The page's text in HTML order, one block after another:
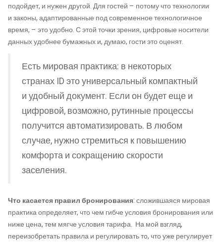
подойдет, и нужен другой. Для гостей – потому что технологии
и законы, адаптированные под современное технологичное
время, – это удобно. С этой точки зрения, цифровые носители
данных удобнее бумажных и, думаю, гости это оценят.
Есть мировая практика: в некоторых
странах ID это универсальный компактный
и удобный документ. Если он будет еще и
цифровой, возможно, рутинные процессы
получится автоматизировать. В любом
случае, нужно стремиться к повышению
комфорта и сокращению скорости
заселения.
Что касается правил бронирования: сложившаяся мировая
практика определяет, что чем гибче условия бронирования или
ниже цена, тем мягче условия тарифа. На мой взгляд,
переизобретать правила и регулировать то, что уже регулирует